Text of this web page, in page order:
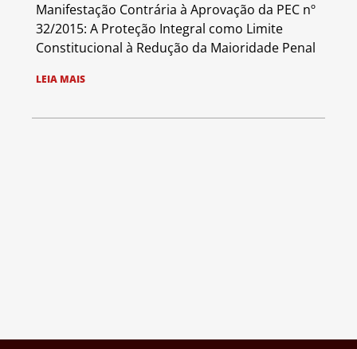
Manifestação Contrária à Aprovação da PEC nº
32/2015: A Proteção Integral como Limite
Constitucional à Redução da Maioridade Penal
LEIA MAIS